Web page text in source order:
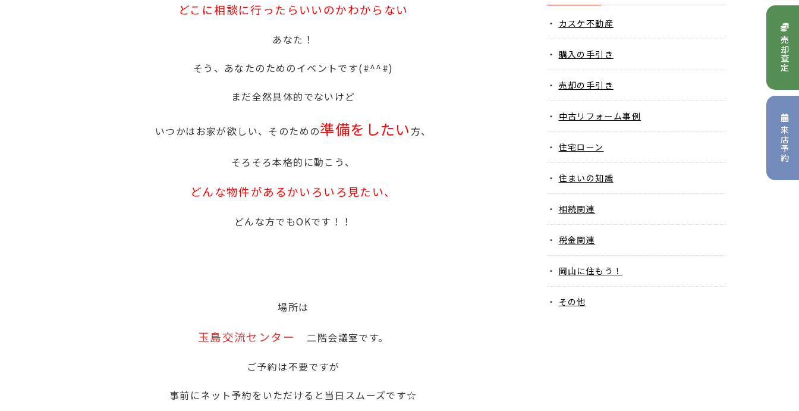
どこに相談に行ったらいいのかわからない
あなた！
そう、あなたのためのイベントです(#^^#)
まだ全然具体的でないけど
いつかはお家が欲しい、そのための準備をしたい 方、
そろそろ本格的に動こう、
どんな物件があるかいろいろ見たい、
どんな方でもOKです！！
場所は
玉島交流センター 二階会議室です。
ご予約は不要ですが
事前にネット予約をいただけると当日スムーズです☆
カスケ不動産
購入の手引き
売却の手引き
中古リフォーム事例
住宅ローン
住まいの知識
相続関連
税金関連
岡山に住もう！
その他
売却査定
来店予約